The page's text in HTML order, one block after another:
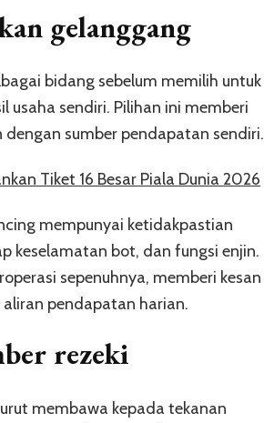
gelanggang
bidang sebelum memilih untuk
sendiri. Pilihan ini memberi
sumber pendapatan sendiri.
Tiket 16 Besar Piala Dunia 2026
mempunyai ketidakpastian
keselamatan bot, dan fungsi enjin.
sepenuhnya, memberi kesan
pendapatan harian.
rezeki
membawa kepada tekanan